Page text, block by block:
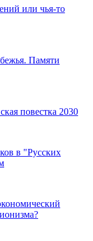
или чья-то
Памяти
повестка 2030
в "Русских